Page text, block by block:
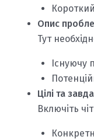
Опис
Тут
Існуючу
Цілі та
Включіть